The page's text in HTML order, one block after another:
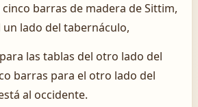
barras de madera de Sittim,
un lado del tabernáculo,
las tablas del otro lado del
barras para el otro lado del
al occidente.